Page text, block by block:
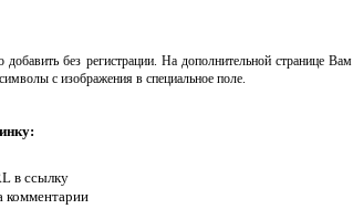
без регистрации. На дополнительной странице Вам
с изображения в специальное поле.
в ссылку
комментарии